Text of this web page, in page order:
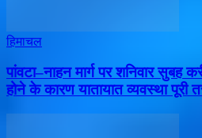
हिमाचल
पांवटा–नाहन मार्ग पर शनिवार सुबह
होने के कारण यातायात व्यवस्था पूरी